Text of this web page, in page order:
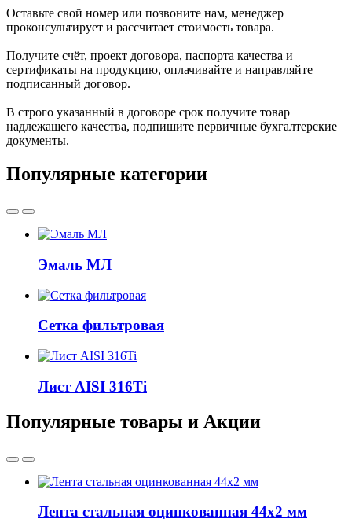
Оставьте свой номер или позвоните нам, менеджер
проконсультирует и рассчитает стоимость товара.
Получите счёт, проект договора, паспорта качества и
сертификаты на продукцию, оплачивайте и направляйте
подписанный договор.
В строго указанный в договоре срок получите товар
надлежащего качества, подпишите первичные бухгалтерские
документы.
Популярные категории
Эмаль МЛ
Сетка фильтровая
Лист AISI 316Ti
Популярные товары и Акции
Лента стальная оцинкованная 44x2 мм